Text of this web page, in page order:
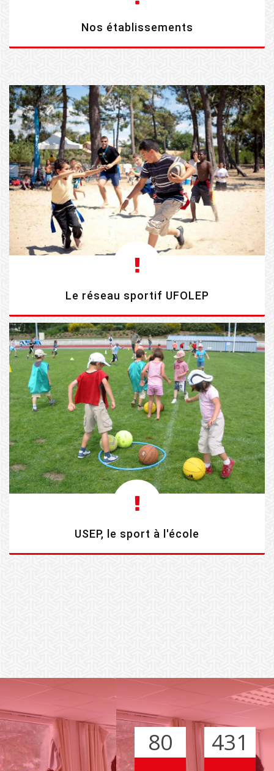
Nos établissements
Le réseau sportif UFOLEP
EN SAVOIR PLUS
USEP, le sport à l'école
80 431